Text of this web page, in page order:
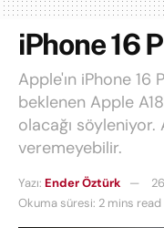
iPhone 16
Apple'ın iPhone 16
beklenen Apple
olacağı
veremeyebilir.
Yazı: Ender Öztürk
Okuma süresi: 2 mins read